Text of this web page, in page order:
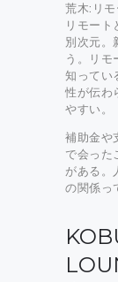
荒木:リ
リモー
別次元。
う。リモ
知ってい
性が伝わ
やすい。
補助金や
で会った
がある。
の関係っ